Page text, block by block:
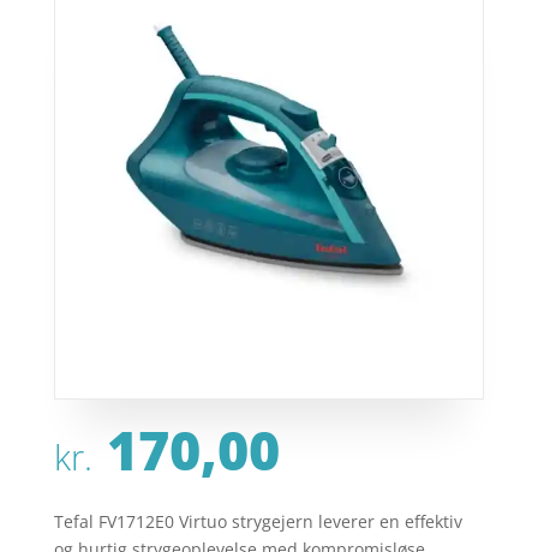
kr. 170,00
Tefal FV1712E0 Virtuo strygejern leverer en effektiv